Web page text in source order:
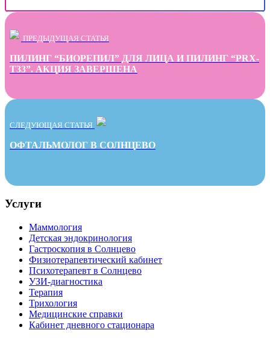
ПРЕДЫДУЩАЯ СТАТЬЯ
ПИЛИНГ “БИОРЕПИЛ” ДЛЯ ЛИЦА И ПИЛИНГ “PRX-
T33”. АКЦИЯ ЗАВЕРШЕНА
СЛЕДУЮЩАЯ СТАТЬЯ
ОФТАЛЬМОЛОГ В СОЛНЦЕВО
Услуги
Маммология
Детская эндокринология
Гастроскопия в Солнцево
Физиотерапевтический кабинет
Психотерапевт в Солнцево
УЗИ-диагностика
Терапия
Трихология
Медицинские справки
Кабинет дневного стационара